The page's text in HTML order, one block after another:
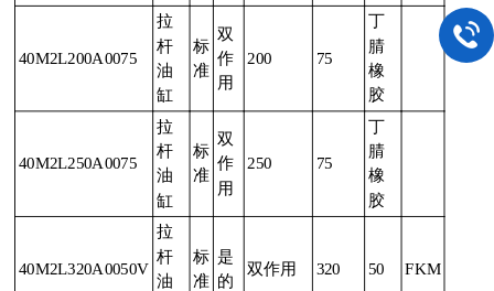
40M2L200A0075
拉
杆
油
缸
标
准
双
作
用
200 75
丁
腈
橡
胶
40M2L250A0075
拉
杆
油
缸
标
准
双
作
用
250 75
丁
腈
橡
胶
40M2L320A0050V
拉
杆
油
标
准
是
的
双作用 320 50 FKM